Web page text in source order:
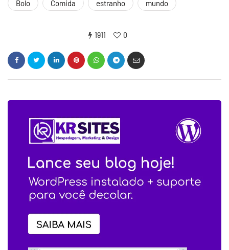
Bolo Comida estranho mundo
1911 0